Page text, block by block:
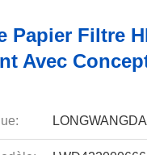
Papier Filtre
Avec
LONGWANGDA